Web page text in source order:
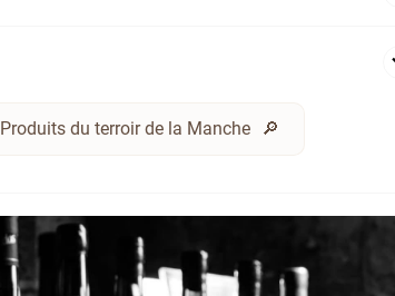
Produits du terroir de la Manche